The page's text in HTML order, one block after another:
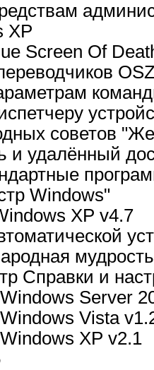
XP
Screen Of
советов
и удалённый
Windows"
XP v4.7
Справки и
Server
Vista
XP v2.1